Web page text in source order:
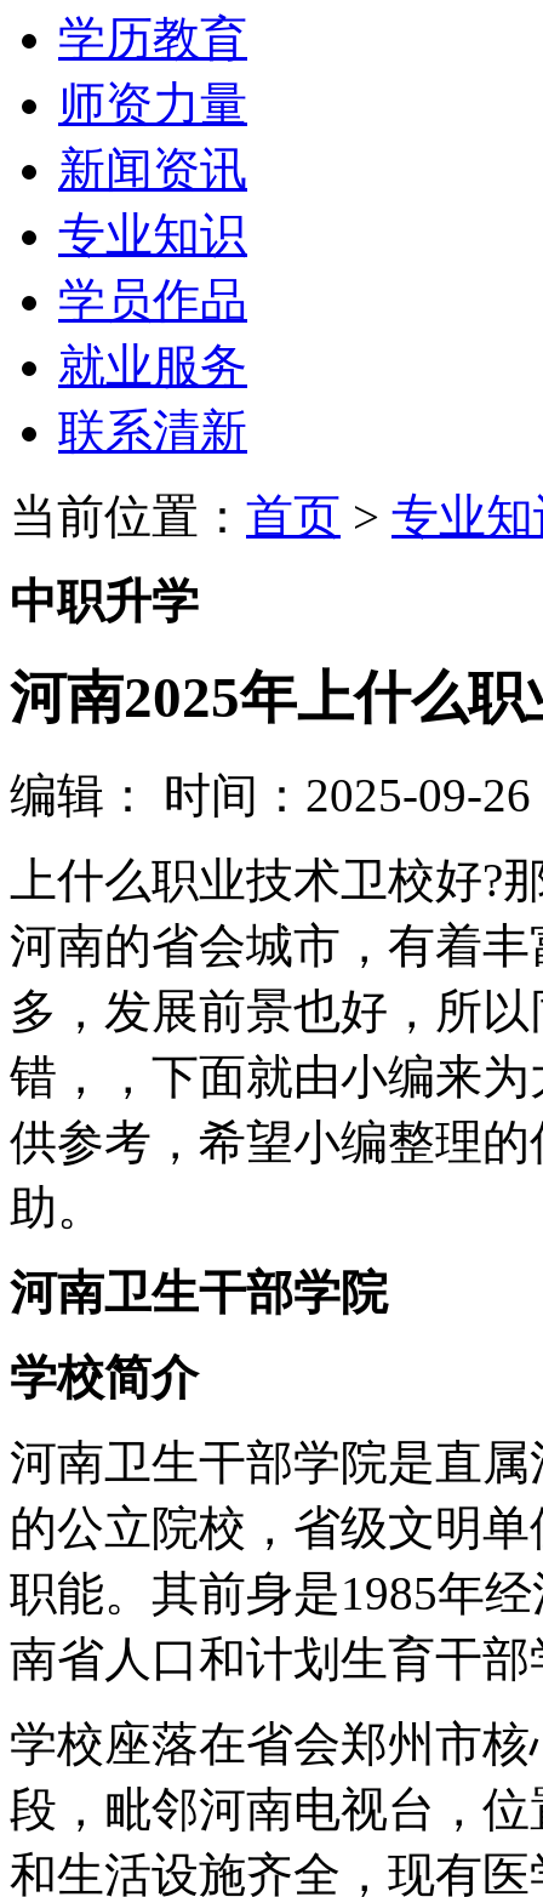
学历教育
师资力量
新闻资讯
专业知识
学员作品
就业服务
联系清新
当前位置： 首页 > 专业
中职升学
河南2025年上什么
编辑：
时间：2025-09-26
上什么职业技术卫校好?
河南的省会城市，有着
多，发展前景也好，所
错，，下面就由小编来
供参考，希望小编整理
助。
河南卫生干部学院
学校简介
河南卫生干部学院是直
的公立院校，省级文明
职能。其前身是1985年
南省人口和计划生育干部
学校座落在省会郑州市
段，毗邻河南电视台，
和生活设施齐全，现有